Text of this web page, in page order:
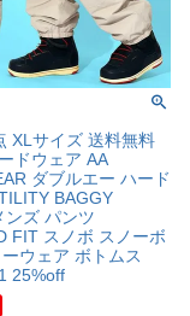
XLサイズ 送料無料
ドウェア AA
ダブルエー ハード
BAGGY
ンズ パンツ
FIT スノボ スノーボ
ウェア ボトムス
25%off